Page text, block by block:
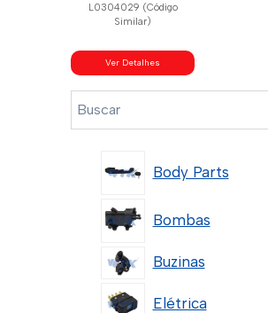
L0304029 (Código
Similar)
Ver Detalhes
Body Parts
Bombas
Buzinas
Elétrica